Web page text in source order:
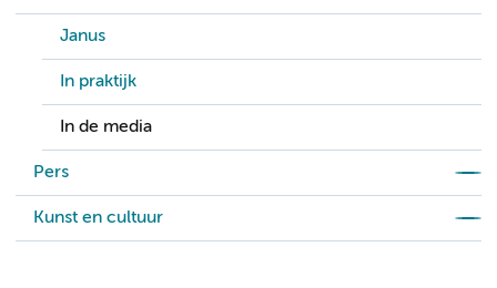
Janus
In praktijk
In de media
Pers
Kunst en cultuur